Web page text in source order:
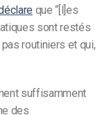
que “[l]es
sont restés
routiniers et qui,
suffisamment
des